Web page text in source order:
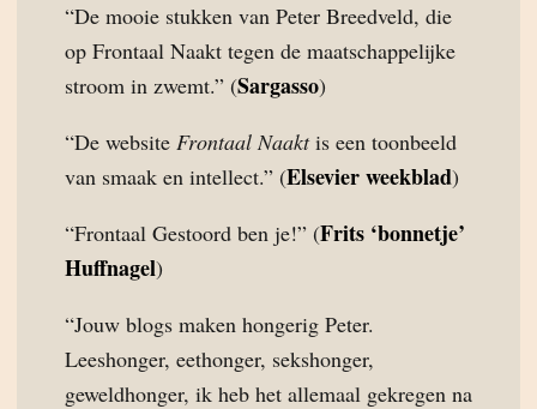
“De mooie stukken van Peter Breedveld, die
op Frontaal Naakt tegen de maatschappelijke
stroom in zwemt.” (Sargasso)
“De website Frontaal Naaktis een toonbeeld
van smaak en intellect.” (Elsevier weekblad)
“Frontaal Gestoord ben je!” (Frits ‘bonnetje’
Huffnagel)
“Jouw blogs maken hongerig Peter.
Leeshonger, eethonger, sekshonger,
geweldhonger, ik heb het allemaal gekregen na